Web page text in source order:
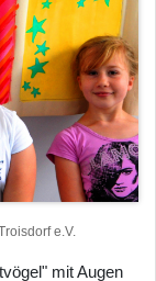
e.V.
mit Augen